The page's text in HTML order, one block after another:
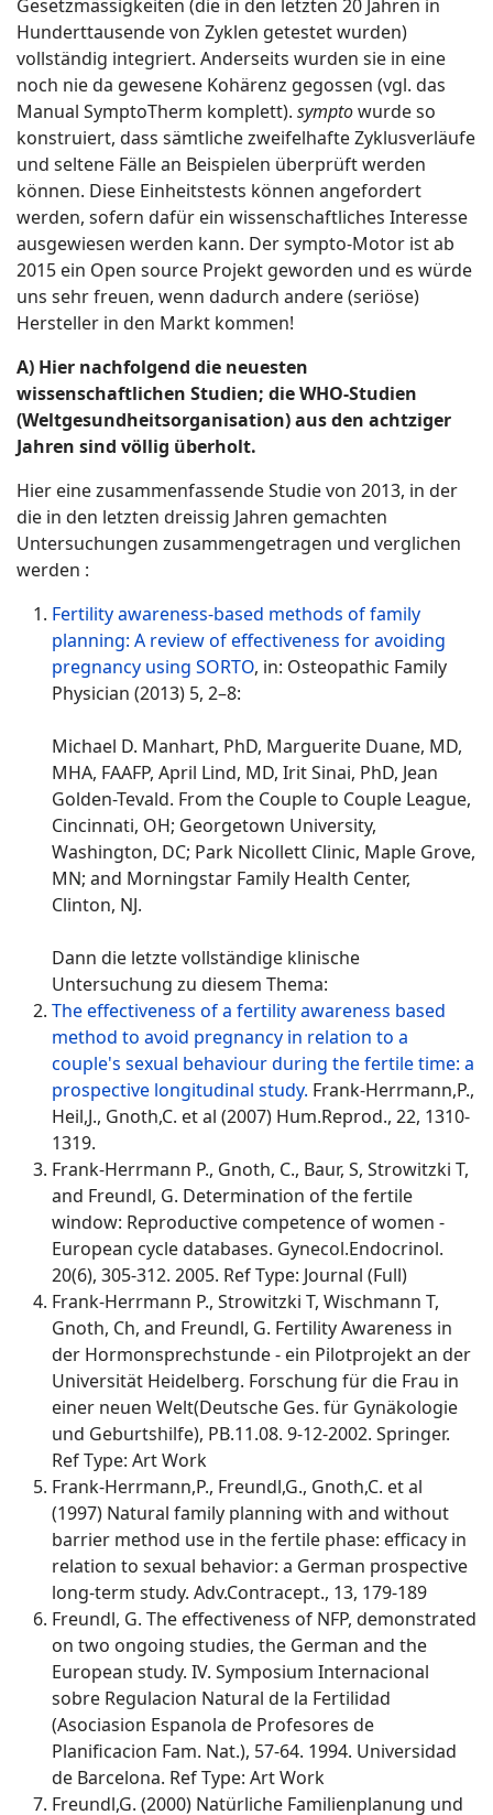
Gesetzmässigkeiten (die in den letzten 20 Jahren in
Hunderttausende von Zyklen getestet wurden)
vollständig integriert. Anderseits wurden sie in eine
noch nie da gewesene Kohärenz gegossen (vgl. das
Manual SymptoTherm komplett). symptowurde so
konstruiert, dass sämtliche zweifelhafte Zyklusverläufe
und seltene Fälle an Beispielen überprüft werden
können. Diese Einheitstests können angefordert
werden, sofern dafür ein wissenschaftliches Interesse
ausgewiesen werden kann. Der sympto-Motor ist ab
2015 ein Open source Projekt geworden und es würde
uns sehr freuen, wenn dadurch andere (seriöse)
Hersteller in den Markt kommen!
A) Hier nachfolgend die neuesten
wissenschaftlichen Studien; die WHO-Studien
(Weltgesundheitsorganisation) aus den achtziger
Jahren sind völlig überholt.
Hier eine zusammenfassende Studie von 2013, in der
die in den letzten dreissig Jahren gemachten
Untersuchungen zusammengetragen und verglichen
werden :
Fertility awareness-based methods of family
planning: A review of effectiveness for avoiding
pregnancy using SORTO, in: Osteopathic Family
Physician (2013) 5, 2–8:
Michael D. Manhart, PhD, Marguerite Duane, MD,
MHA, FAAFP, April Lind, MD, Irit Sinai, PhD, Jean
Golden-Tevald. From the Couple to Couple League,
Cincinnati, OH; Georgetown University,
Washington, DC; Park Nicollett Clinic, Maple Grove,
MN; and Morningstar Family Health Center,
Clinton, NJ.
Dann die letzte vollständige klinische
Untersuchung zu diesem Thema:
The effectiveness of a fertility awareness based
method to avoid pregnancy in relation to a
couple's sexual behaviour during the fertile time: a
prospective longitudinal study. Frank-Herrmann,P.,
Heil,J., Gnoth,C. et al (2007) Hum.Reprod., 22, 1310-
1319.
Frank-Herrmann P., Gnoth, C., Baur, S, Strowitzki T,
and Freundl, G. Determination of the fertile
window: Reproductive competence of women -
European cycle databases. Gynecol.Endocrinol.
20(6), 305-312. 2005. Ref Type: Journal (Full)
Frank-Herrmann P., Strowitzki T, Wischmann T,
Gnoth, Ch, and Freundl, G. Fertility Awareness in
der Hormonsprechstunde - ein Pilotprojekt an der
Universität Heidelberg. Forschung für die Frau in
einer neuen Welt(Deutsche Ges. für Gynäkologie
und Geburtshilfe), PB.11.08. 9-12-2002. Springer.
Ref Type: Art Work
Frank-Herrmann,P., Freundl,G., Gnoth,C. et al
(1997) Natural family planning with and without
barrier method use in the fertile phase: efficacy in
relation to sexual behavior: a German prospective
long-term study. Adv.Contracept., 13, 179-189
Freundl, G. The effectiveness of NFP, demonstrated
on two ongoing studies, the German and the
European study. IV. Symposium Internacional
sobre Regulacion Natural de la Fertilidad
(Asociasion Espanola de Profesores de
Planificacion Fam. Nat.), 57-64. 1994. Universidad
de Barcelona. Ref Type: Art Work
Freundl,G. (2000) Natürliche Familienplanung und